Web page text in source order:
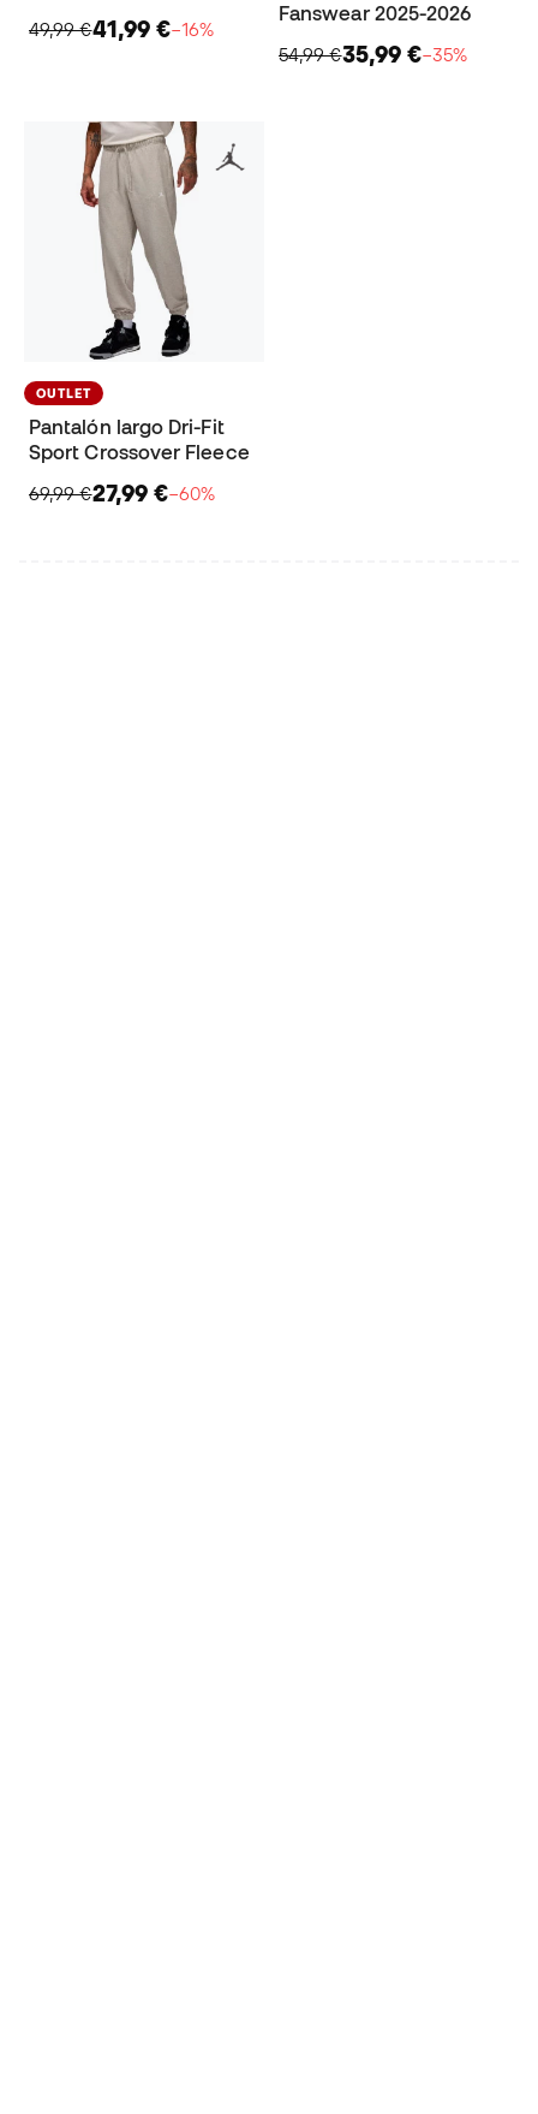
49,99 €41,99 €−16%
Fanswear 2025-2026
54,99 €35,99 €−35%
OUTLET
Pantalón largo Dri-Fit
Sport Crossover Fleece
69,99 €27,99 €−60%